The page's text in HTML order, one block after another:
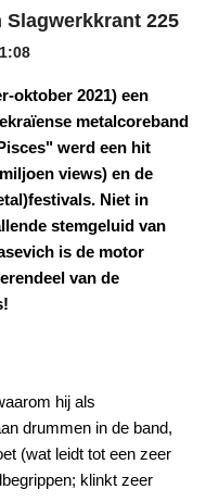
225
oktober 2021) een
metalcoreband
werd een hit
views) en de
Niet in
stemgeluid van
is de motor
van de
hij als
drummen in de band,
(wat leidt tot een zeer
klinkt zeer